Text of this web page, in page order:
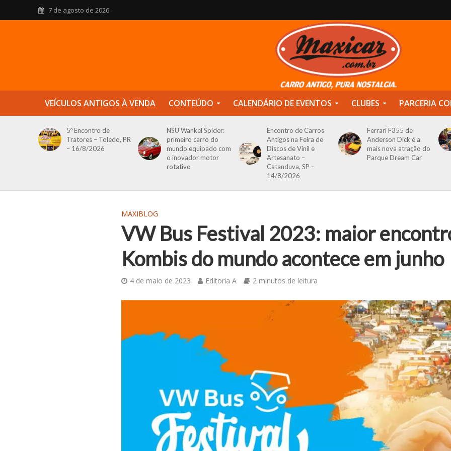
7 de agosto de 2026
VEÍCULOS ANTIGOS À VENDA CONTEÚDO CALENDÁRIO DE EVENTOS CLUBES PARCERIA
5º Encontro de
Tratores – Toledo, PR
– 16/8/2026
NSU Wankel Spider:
primeiro carro do
mundo equipado com
o inovador motor
rotativo
Encontro de Carros
Antigos na Feira de
Discos de Vinil e
Artesanato –
Catanduva, SP –
14/8/2026
Ferrari F355 de
Anderson Dick é a
mais nova atração do
Parque Dream Car
MAXIBLOG
VW Bus Festival 2023: maior
Kombis do mundo acontece em junho
4 de maio de 2023 Editoria A 2 minutos de leitura